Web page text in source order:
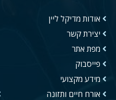
אודות מדיקל ליין
יצירת קשר
מפת אתר
פייסבוק
מידע מקצועי
אורח חיים ותזונה